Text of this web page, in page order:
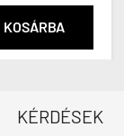
KOSÁRBA
KÉRDÉSEK